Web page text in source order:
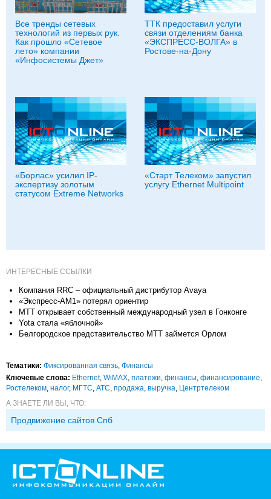
Все тренды сетевых
технологий из первых рук.
Как прошло «Сетевое
лето» компании
«Инфосистемы Джет»
ТТК предоставил услуги
связи отделениям банка
«ЭКСПРЕСС-ВОЛГА» в
Ростове-на-Дону
«Борлас» усилил IP-
экспертизу золотым
статусом Extreme Networks
«Старт Телеком» запустил
услугу Ethernet Multipoint
ИНТЕРЕСНЫЕ ССЫЛКИ
Компания RRC – официальный дистрибутор Avaya
«Экспресс-АМ1» потерял ориентир
МТТ открывает собственный международный узел в Гонконге
Yota стала «яблочной»
Белгородское представительство МТТ займется Орлом
Тематики: Фиксированная связь Финансы
Ключевые слова: Ethernet, WiMAX платежи финансы финансирование
Ростелеком налог, МГТС АТС продажа выручка Центртелеком
А ЗНАЕТЕ ЛИ ВЫ, ЧТО:
Продвижение сайтов Спб